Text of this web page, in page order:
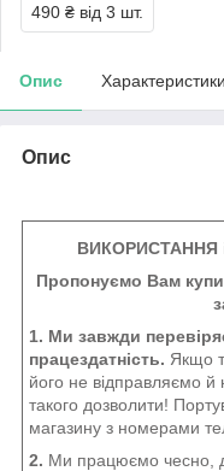
490 ₴ від 3 шт.
Опис Характеристики
Опис
ВИКОРИСТАННЯ
Пропонуємо Вам
1. Ми завжди
працездатність. Якщо
його не відправляємо
такого дозволити!
магазину з номерами
2. Ми працюємо чесно,